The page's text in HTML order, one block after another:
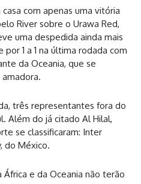
com apenas uma vitória
River sobre o Urawa Red,
uma despedida ainda mais
1 a 1 na última rodada com
da Oceania, que se
três representantes fora do
Além do já citado Al Hilal,
se classificaram: Inter
do México.
e da Oceania não terão